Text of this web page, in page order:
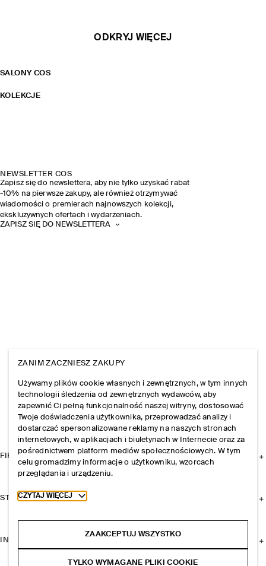
ODKRYJ WIĘCEJ
SALONY COS
KOLEKCJE
NEWSLETTER COS
Zapisz się do newslettera, aby nie tylko uzyskać rabat
-10% na pierwsze zakupy, ale również otrzymywać
wiadomości o premierach najnowszych kolekcji,
ekskluzywnych ofertach i wydarzeniach.
ZAPISZ SIĘ DO NEWSLETTERA
FIRMA
STREFA KLIENTA
INFORMACJE I REGULAMINY
ZANIM ZACZNIESZ ZAKUPY
Używamy plików cookie własnych i zewnętrznych, w tym innych
technologii śledzenia od zewnętrznych wydawców, aby
zapewnić Ci pełną funkcjonalność naszej witryny, dostosować
Twoje doświadczenia użytkownika, przeprowadzać analizy i
dostarczać spersonalizowane reklamy na naszych stronach
internetowych, w aplikacjach i biuletynach w Internecie oraz za
pośrednictwem platform mediów społecznościowych. W tym
celu gromadzimy informacje o użytkowniku, wzorcach
przeglądania i urządzeniu.
Toggle more cookie information
CZYTAJ WIĘCEJ
ZAAKCEPTUJ WSZYSTKO
TYLKO WYMAGANE PLIKI COOKIE